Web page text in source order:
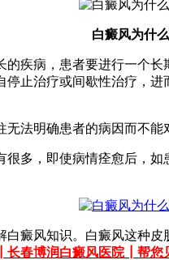
白癜风为什
病，患者要进行一个长
止治疗或间歇性治疗，
明确患者的病因而不能
，即使病情痊愈后，如
风知识。白癜风这种皮
长春博润白癜风医院┃帮您